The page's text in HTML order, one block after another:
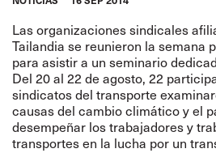
Las organizaciones sindicales
Tailandia se reunieron la semana
para asistir a un seminario
Del 20 al 22 de agosto, 22
sindicatos del transporte
causas del cambio climático y el
desempeñar los trabajadores y
transportes en la lucha por un